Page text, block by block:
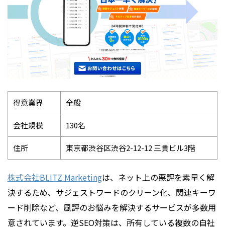
得意業界 全般
会社規模 130名
住所 東京都渋谷区渋谷2-12-12 三貴ビル3階
株式会社BLITZ Marketingは、ネット上の悪評を素早く解
決するため、サジェストワードのクリーン化、関連キーワ
ード削除など、風評のお悩みを解決するサービスが多数用
意されています。逆SEO対策は、所有している複数の自社